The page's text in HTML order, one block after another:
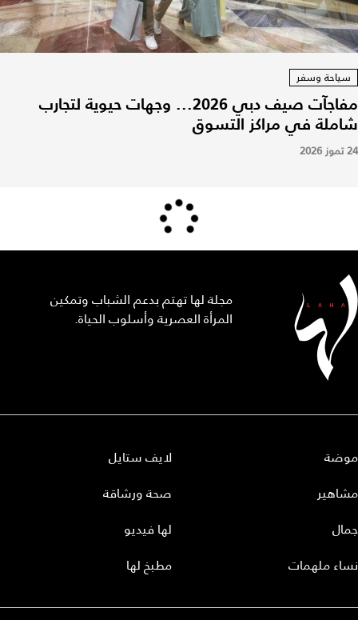
سياحة وسفر
مفاجآت صيف دبي 2026... وجهات حيوية لتجارب
شاملة في مراكز التسوق
24 تموز 2026
مجلة لها تهتم بدعم الشباب وتمكين
المرأة العصرية وأسلوب الحياة.
موضة
مشاهير
جمال
نساء ملهمات
لايف ستايل
صحة ورشاقة
لها فيديو
مطبخ لها